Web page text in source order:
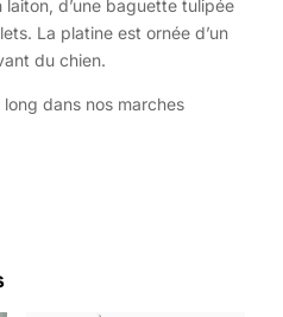
d’une baguette tulipée
La platine est ornée d’un
du chien.
dans nos marches